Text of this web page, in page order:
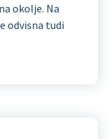
okolje. Na
odvisna tudi